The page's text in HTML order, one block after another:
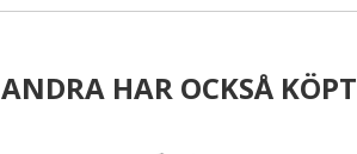
ANDRA HAR OCKSÅ KÖPT